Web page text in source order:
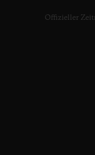
Offizieller